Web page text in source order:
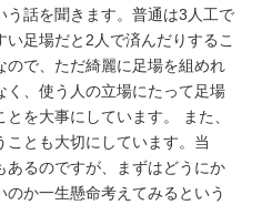
う話を聞きます。普通は3人工で
足場だと2人で済んだりするこ
ので、ただ綺麗に足場を組めれ
く、使う人の立場にたって足場
を大事にしています。 また、
ことも大切にしています。当
あるのですが、まずはどうにか
のか一生懸命考えてみるという